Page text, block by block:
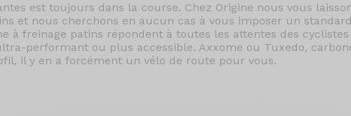
est toujours dans la course. Chez Origine nous vous
et nous cherchons en aucun cas à vous imposer un
à freinage patins répondent à toutes les attentes des
performant ou plus accessible. Axxome ou Tuxedo,
il y en a forcément un vélo de route pour vous.